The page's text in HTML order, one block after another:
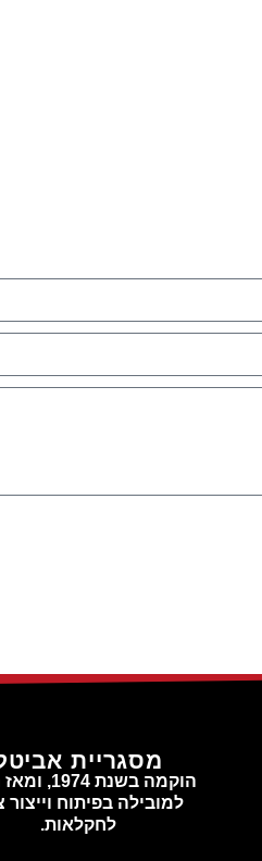
מסגריית
הוקמה בשנת
למובילה בפיתוח וייצור
לחקלאות.